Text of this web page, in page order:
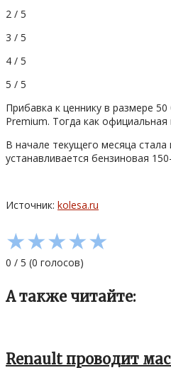
2 / 5
3 / 5
4 / 5
5 / 5
Прибавка к ценнику в размере
Premium. Тогда как
В начале текущего месяца
устанавливается бензиновая
Источник: kolesa.ru
★★★★★
0 / 5 (0 голосов)
А также читайте:
Renault проводит